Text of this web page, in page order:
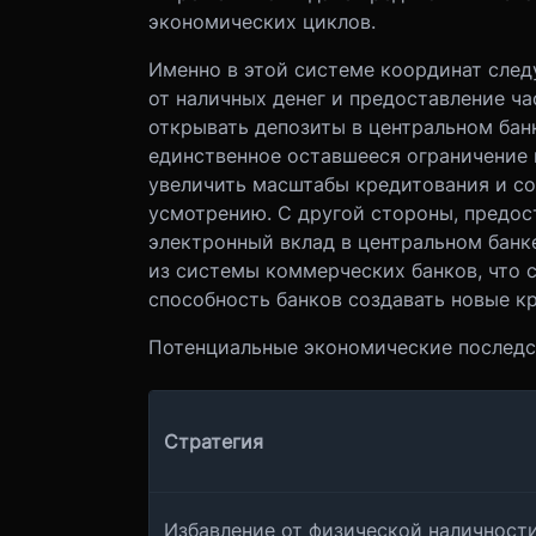
экономических циклов.
Именно в этой системе координат
от наличных денег и предоставление
открывать депозиты в центральном
единственное оставшееся
увеличить масштабы кредитования и
усмотрению. С другой стороны,
электронный вклад в центральном
из системы коммерческих банков, что
способность банков создавать новые
Потенциальные экономические
Стратегия
Избавление от физической